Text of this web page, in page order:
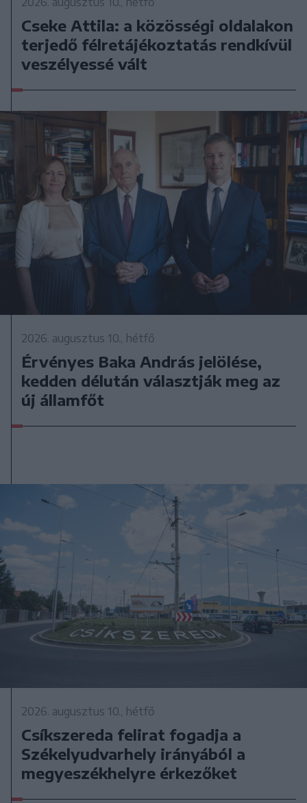
Cseke Attila: a közösségi oldalakon
terjedő félretájékoztatás rendkívül
veszélyessé vált
2026. augusztus 10., hétfő
Érvényes Baka András jelölése,
kedden délután választják meg az
új államfőt
2026. augusztus 10., hétfő
Csíkszereda felirat fogadja a
Székelyudvarhely irányából a
megyeszékhelyre érkezőket